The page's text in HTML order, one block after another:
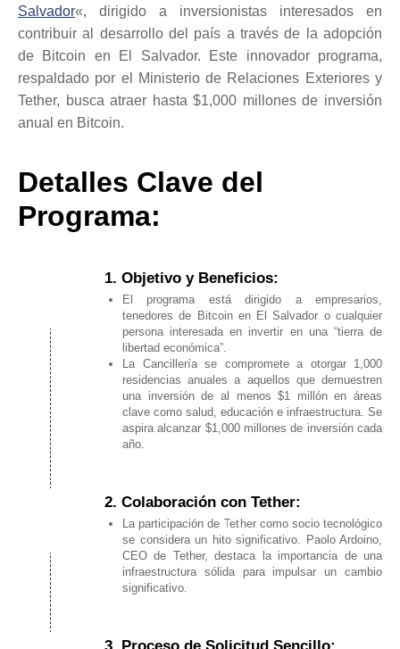
Salvador«, dirigido a inversionistas interesados en
contribuir al desarrollo del país a través de la adopción
de Bitcoin en El Salvador. Este innovador programa,
respaldado por el Ministerio de Relaciones Exteriores y
Tether, busca atraer hasta $1,000 millones de inversión
anual en Bitcoin.
Detalles Clave del
Programa:
1. Objetivo y Beneficios:
El programa está dirigido a empresarios,
tenedores de Bitcoin en El Salvador o cualquier
persona interesada en invertir en una “tierra de
libertad económica”.
La Cancillería se compromete a otorgar 1,000
residencias anuales a aquellos que demuestren
una inversión de al menos $1 millón en áreas
clave como salud, educación e infraestructura. Se
aspira alcanzar $1,000 millones de inversión cada
año.
2. Colaboración con Tether:
La participación de Tether como socio tecnológico
se considera un hito significativo. Paolo Ardoino,
CEO de Tether, destaca la importancia de una
infraestructura sólida para impulsar un cambio
significativo.